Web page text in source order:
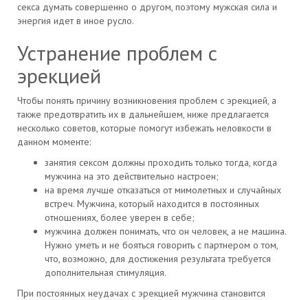
секса думать совершенно о другом, поэтому мужская сила и
энергия идет в иное русло.
Устранение проблем с
эрекцией
Чтобы понять причину возникновения проблем с эрекцией, а
также предотвратить их в дальнейшем, ниже предлагается
несколько советов, которые помогут избежать неловкости в
данном моменте:
занятия сексом должны проходить только тогда, когда
мужчина на это действительно настроен;
на время лучше отказаться от мимолетных и случайных
встреч. Мужчина, который находится в постоянных
отношениях, более уверен в себе;
мужчина должен понимать, что он человек, а не машина.
Нужно уметь и не бояться говорить с партнером о том,
что, возможно, для достижения результата требуется
дополнительная стимуляция.
При постоянных неудачах с эрекцией мужчина становится